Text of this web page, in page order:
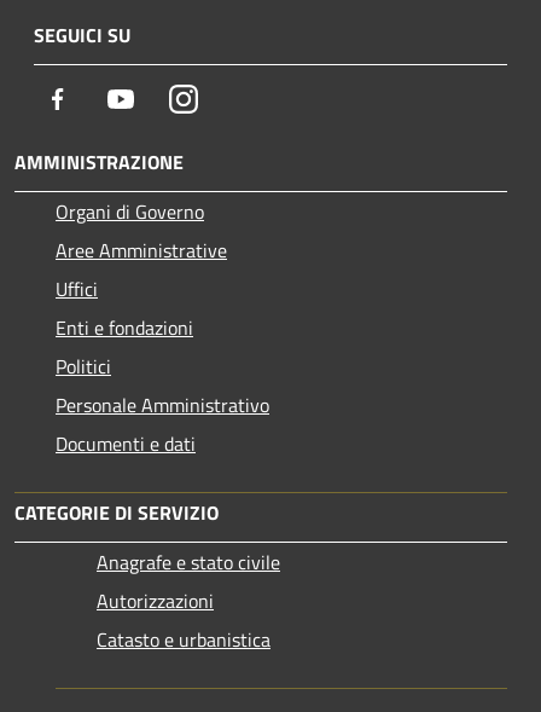
SEGUICI SU
Facebook YoutubeInstagram
AMMINISTRAZIONE
Organi di Governo
Aree Amministrative
Uffici
Enti e fondazioni
Politici
Personale Amministrativo
Documenti e dati
CATEGORIE DI SERVIZIO
Anagrafe e stato civile
Autorizzazioni
Catasto e urbanistica